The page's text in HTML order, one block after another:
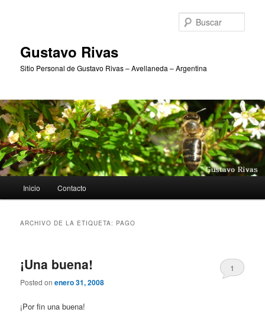
Gustavo Rivas
Sitio Personal de Gustavo Rivas – Avellaneda – Argentina
principal
Inicio Contacto
ARCHIVO DE LA ETIQUETA: PAGO
¡Una buena!
Posted onenero 31, 2008
1
¡Por fin una buena!